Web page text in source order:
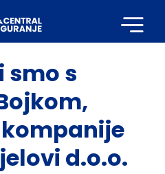
smo s
d.o.o.